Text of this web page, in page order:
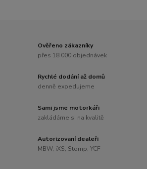
Ověřeno zákazníky
přes 18 000 objednávek
Rychlé dodání až domů
denně expedujeme
Sami jsme motorkáři
zakládáme si na kvalitě
Autorizovaní dealeři
MBW, iXS, Stomp, YCF